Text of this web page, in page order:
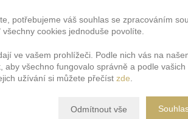
potřebujeme váš souhlas se zpracováním
cookies jednoduše povolíte.
ve vašem prohlížeči. Podle nich vás na
všechno fungovalo správně a podle vašich
užívání si můžete přečíst zde
Odmítnout vše
Úžice